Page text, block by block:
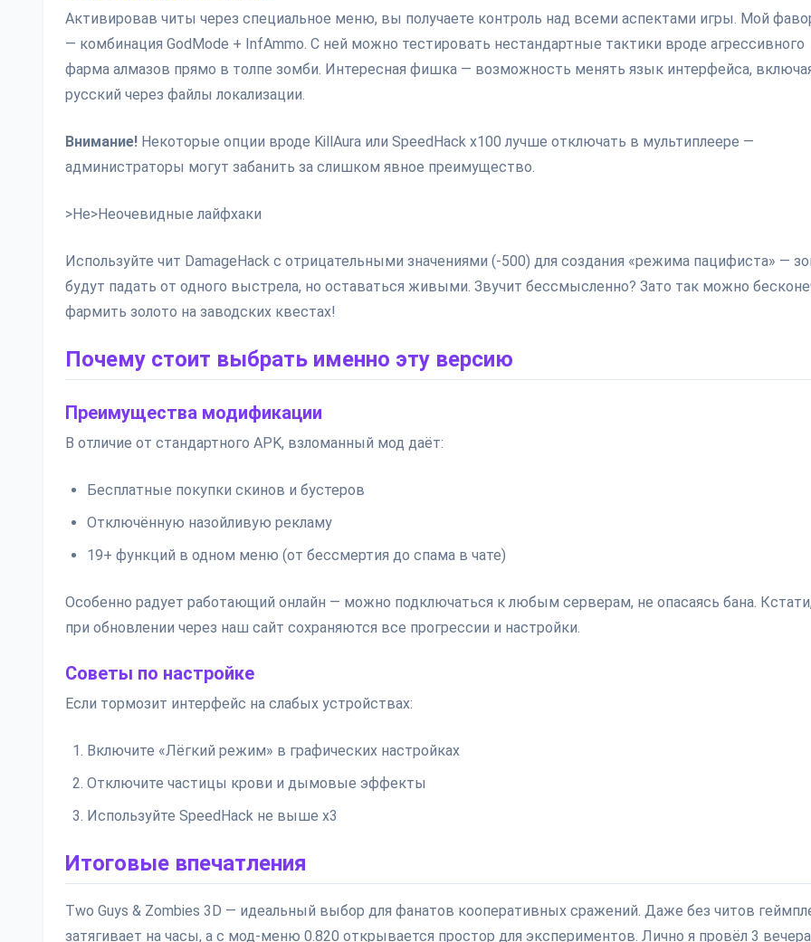
Активировав читы через специальное меню, вы получаете контроль над всеми аспектами игры. Мой
— комбинация GodMode + InfAmmo. С ней можно тестировать нестандартные тактики вроде агрессивного
фарма алмазов прямо в толпе зомби. Интересная фишка — возможность менять язык интерфейса,
русский через файлы локализации.
Внимание! Некоторые опции вроде KillAura или SpeedHack x100 лучше отключать в мультиплеере —
администраторы могут забанить за слишком явное преимущество.
>Не>Неочевидные лайфхаки
Используйте чит DamageHack с отрицательными значениями (-500) для создания «режима пацифиста» —
будут падать от одного выстрела, но оставаться живыми. Звучит бессмысленно? Зато так можно
фармить золото на заводских квестах!
Почему стоит выбрать именно эту версию
Преимущества модификации
В отличие от стандартного APK, взломанный мод даёт:
Бесплатные покупки скинов и бустеров
Отключённую назойливую рекламу
19+ функций в одном меню (от бессмертия до спама в чате)
Особенно радует работающий онлайн — можно подключаться к любым серверам, не опасаясь бана. Кстати,
при обновлении через наш сайт сохраняются все прогрессии и настройки.
Советы по настройке
Если тормозит интерфейс на слабых устройствах:
Включите «Лёгкий режим» в графических настройках
Отключите частицы крови и дымовые эффекты
Используйте SpeedHack не выше x3
Итоговые впечатления
Two Guys & Zombies 3D — идеальный выбор для фанатов кооперативных сражений. Даже без читов
затягивает на часы, а с мод-меню 0.820 открывается простор для экспериментов. Лично я провёл 3